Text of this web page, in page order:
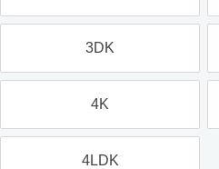
3DK
4K
4LDK